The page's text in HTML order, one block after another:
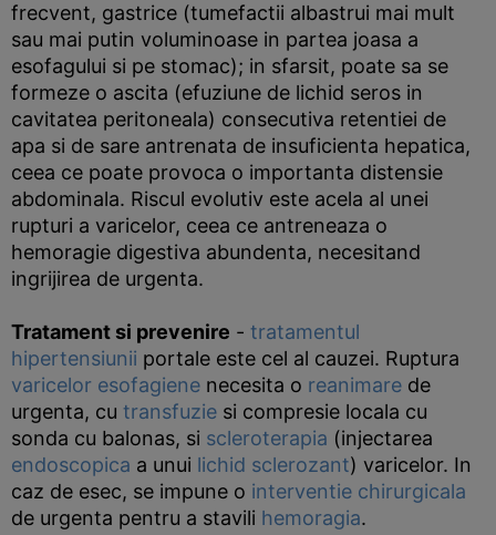
frecvent, gastrice (tumefactii albastrui mai mult
sau mai putin voluminoase in partea joasa a
esofagului si pe stomac); in sfarsit, poate sa se
formeze o ascita (efuziune de lichid seros in
cavitatea peritoneala) consecutiva retentiei de
apa si de sare antrenata de insuficienta hepatica,
ceea ce poate provoca o importanta distensie
abdominala. Riscul evolutiv este acela al unei
rupturi a varicelor, ceea ce antreneaza o
hemoragie digestiva abundenta, necesitand
ingrijirea de urgenta.
Tratament si prevenire - tratamentul
hipertensiunii portale este cel al cauzei. Ruptura
varicelor esofagiene necesita o reanimare de
urgenta, cu transfuzie si compresie locala cu
sonda cu balonas, si scleroterapia (injectarea
endoscopica a unui lichid sclerozant) varicelor. In
caz de esec, se impune o interventie chirurgicala
de urgenta pentru a stavili hemoragia.